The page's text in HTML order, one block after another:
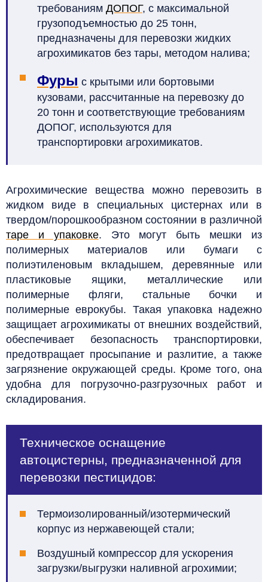
требованиям ДОПОГ, с максимальной
грузоподъемностью до 25 тонн,
предназначены для перевозки жидких
агрохимикатов без тары, методом налива;
Фуры с крытыми или бортовыми
кузовами, рассчитанные на перевозку до
20 тонн и соответствующие требованиям
ДОПОГ, используются для
транспортировки агрохимикатов.
Агрохимические вещества можно перевозить в
жидком виде в специальных цистернах или в
твердом/порошкообразном состоянии в различной
таре и упаковке. Это могут быть мешки из
полимерных материалов или бумаги с
полиэтиленовым вкладышем, деревянные или
пластиковые ящики, металлические или
полимерные фляги, стальные бочки и
полимерные еврокубы. Такая упаковка надежно
защищает агрохимикаты от внешних воздействий,
обеспечивает безопасность транспортировки,
предотвращает просыпание и разлитие, а также
загрязнение окружающей среды. Кроме того, она
удобна для погрузочно-разгрузочных работ и
складирования.
Техническое оснащение
автоцистерны, предназначенной для
перевозки пестицидов:
Термоизолированный/изотермический
корпус из нержавеющей стали;
Воздушный компрессор для ускорения
загрузки/выгрузки наливной агрохимии;